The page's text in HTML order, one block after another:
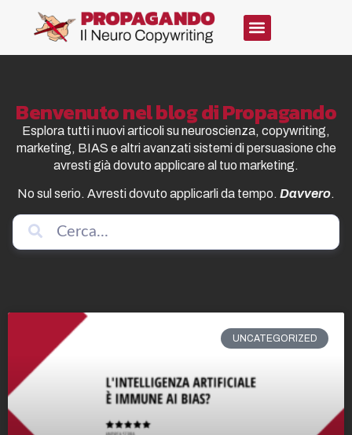
Benvenuto nel blog di Propagando
Esplora tutti i nuovi articoli su neuroscienza, copywriting,
marketing, BIAS e altri avanzati sistemi di persuasione che
avresti già dovuto applicare al tuo marketing.
No sul serio. Avresti dovuto applicarli da tempo. Davvero.
UNCATEGORIZED